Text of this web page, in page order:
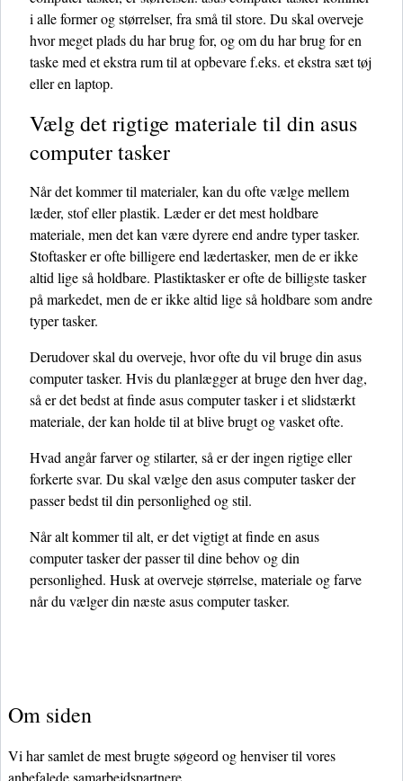
i alle former og størrelser, fra små til store. Du skal overveje
hvor meget plads du har brug for, og om du har brug for en
taske med et ekstra rum til at opbevare f.eks. et ekstra sæt tøj
eller en laptop.
Vælg det rigtige materiale til din asus
computer tasker
Når det kommer til materialer, kan du ofte vælge mellem
læder, stof eller plastik. Læder er det mest holdbare
materiale, men det kan være dyrere end andre typer tasker.
Stoftasker er ofte billigere end lædertasker, men de er ikke
altid lige så holdbare. Plastiktasker er ofte de billigste tasker
på markedet, men de er ikke altid lige så holdbare som andre
typer tasker.
Derudover skal du overveje, hvor ofte du vil bruge din asus
computer tasker. Hvis du planlægger at bruge den hver dag,
så er det bedst at finde asus computer tasker i et slidstærkt
materiale, der kan holde til at blive brugt og vasket ofte.
Hvad angår farver og stilarter, så er der ingen rigtige eller
forkerte svar. Du skal vælge den asus computer tasker der
passer bedst til din personlighed og stil.
Når alt kommer til alt, er det vigtigt at finde en asus
computer tasker der passer til dine behov og din
personlighed. Husk at overveje størrelse, materiale og farve
når du vælger din næste asus computer tasker.
Om siden
Vi har samlet de mest brugte søgeord og henviser til vores
anbefalede samarbejdspartnere.